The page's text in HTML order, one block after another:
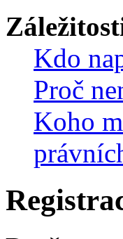
Kdo
Proč
Koho